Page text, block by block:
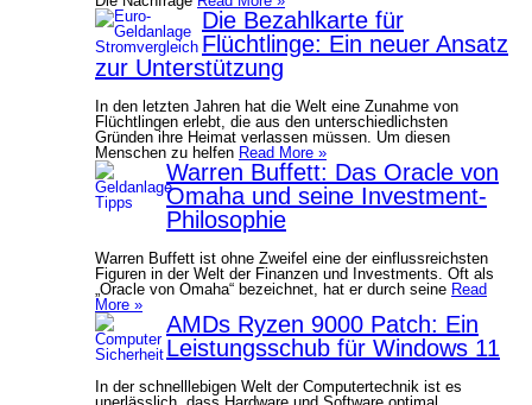
Die Bezahlkarte für
Flüchtlinge: Ein neuer Ansatz
zur Unterstützung
In den letzten Jahren hat die Welt eine Zunahme von
Flüchtlingen erlebt, die aus den unterschiedlichsten
Gründen ihre Heimat verlassen müssen. Um diesen
Menschen zu helfen Read More »
Warren Buffett: Das Oracle von
Omaha und seine Investment-
Philosophie
Warren Buffett ist ohne Zweifel eine der einflussreichsten
Figuren in der Welt der Finanzen und Investments. Oft als
„Oracle von Omaha“ bezeichnet, hat er durch seine Read
More »
AMDs Ryzen 9000 Patch: Ein
Leistungsschub für Windows 11
In der schnelllebigen Welt der Computertechnik ist es
unerlässlich, dass Hardware und Software optimal